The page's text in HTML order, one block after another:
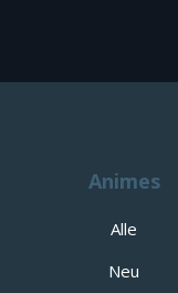
Animes
Alle
Neu